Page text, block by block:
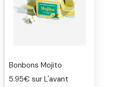
Bonbons Mojito
5.95€ sur L'avant